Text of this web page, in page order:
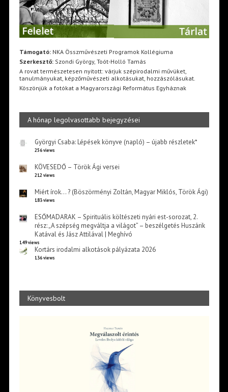
Támogató:NKA Összművészeti Programok Kollégiuma
Szerkesztő:Szondi György, Toót-Holló Tamás
A rovat természetesen nyitott: várjuk szépirodalmi művüket,
tanulmányukat, képzőművészeti alkotásukat, hozzászólásukat.
Köszönjük a fotókat a Magyarországi Református Egyháznak
A hónap legolvasottabb bejegyzései
Györgyi Csaba: Lépések könyve (napló) – újabb részletek*
256 views
KÖVESEDŐ – Török Ági versei
212 views
Miért írok… ? (Böszörményi Zoltán, Magyar Miklós, Török Ági)
183 views
ESŐMADARAK – Spirituális költészeti nyári est-sorozat, 2.
rész: „A szépség megváltja a világot” – beszélgetés Huszárik
Katával és Jász Attilával | Meghívó
149 views
Kortárs irodalmi alkotások pályázata 2026
136 views
Könyvesbolt